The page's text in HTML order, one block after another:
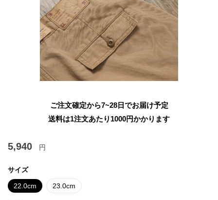
ご注文確定から7~28日でお届け予定
送料は1注文あたり 1000円かかります
5,940 円
サイズ
22.0cm 23.0cm